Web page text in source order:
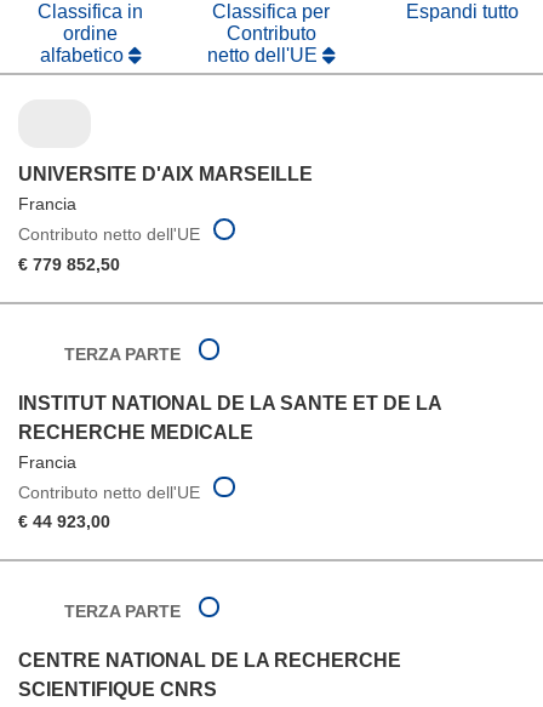
Classifica in
ordine
alfabetico
Classifica per
Contributo
netto dell'UE
Espandi tutto
UNIVERSITE D'AIX MARSEILLE
Francia
Contributo netto dell'UE
€ 779 852,50
TERZA PARTE
INSTITUT NATIONAL DE LA SANTE ET DE LA
RECHERCHE MEDICALE
Francia
Contributo netto dell'UE
€ 44 923,00
TERZA PARTE
CENTRE NATIONAL DE LA RECHERCHE
SCIENTIFIQUE CNRS